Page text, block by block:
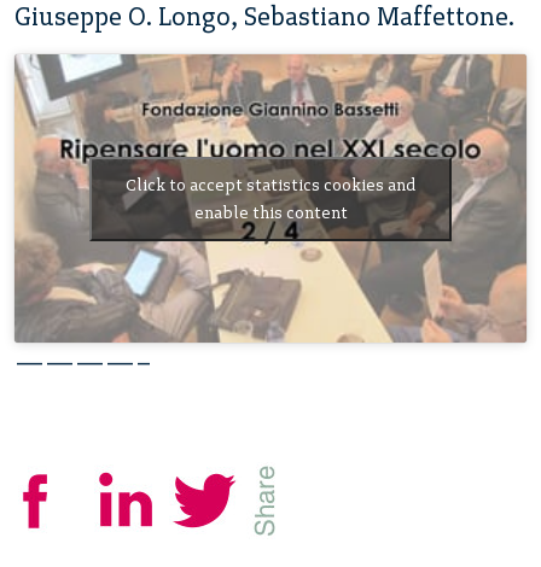
Giuseppe O. Longo, Sebastiano Maffettone.
Click to accept statistics cookies and
enable this content
————–